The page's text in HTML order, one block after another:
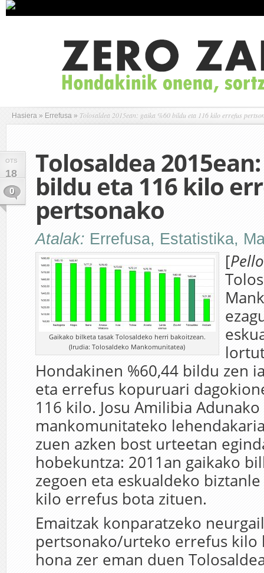
Hasiera » Errefusa » Tolosaldea 2015ean: gaika %60 bildu eta 116 kilo errefus
OTS
18
0
Tolosaldea
bildu eta 116 kilo
pertsonako
Atalak: Errefusa, Estatistika,
Gaikako bilketa tasak Tolosaldeko herri bakoitzean.
(Irudia: Tolosaldeko Mankomunitatea)
[
Hondakinen %60,44 bildu zen
eta errefus kopuruari
116 kilo. Josu Amilibia
mankomunitateko
zuen azken bost urteetan
hobekuntza: 2011an gaikako
zegoen eta eskualdeko
kilo errefus bota zituen.
Emaitzak konparatzeko
pertsonako/urteko errefus kilo
hona zer eman duen